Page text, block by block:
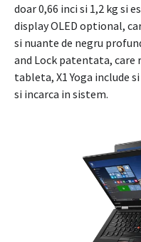
doar 0,66 inci si 1,2 kg si
display OLED optional,
si nuante de negru
and Lock patentata,
tableta, X1 Yoga include
si incarca in sistem.